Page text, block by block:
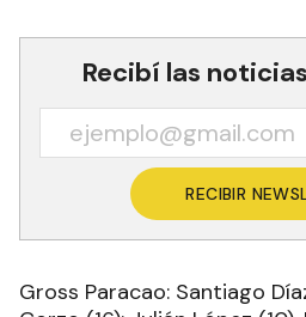
Recibí las
RECIBIR
Gross Paracao: Santiago